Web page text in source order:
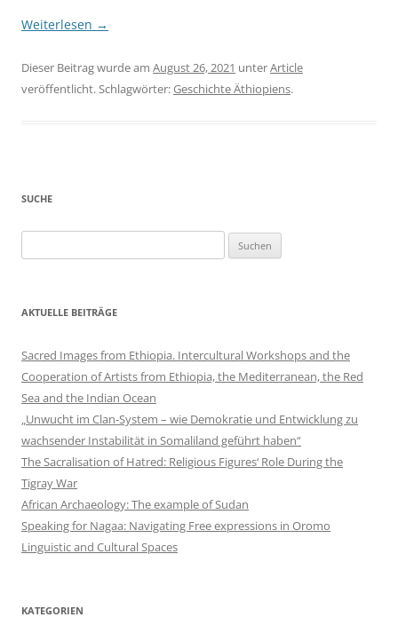
Weiterlesen →
Dieser Beitrag wurde am August 26, 2021 unterArticle
veröffentlicht. Schlagwörter:Geschichte Äthiopiens.
SUCHE
nach:
AKTUELLE BEITRÄGE
Sacred Images from Ethiopia. Intercultural Workshops and the
Cooperation of Artists from Ethiopia, the Mediterranean, the Red
Sea and the Indian Ocean
„Unwucht im Clan-System – wie Demokratie und Entwicklung zu
wachsender Instabilität in Somaliland geführt haben“
The Sacralisation of Hatred: Religious Figures‘ Role During the
Tigray War
African Archaeology: The example of Sudan
Speaking for Nagaa: Navigating Free expressions in Oromo
Linguistic and Cultural Spaces
KATEGORIEN